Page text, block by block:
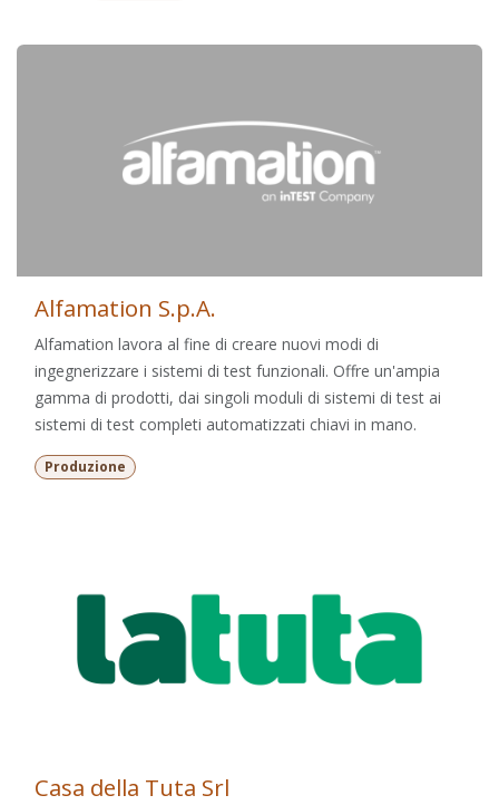
Alfamation S.p.A.
Alfamation lavora al fine di creare nuovi modi di
ingegnerizzare i sistemi di test funzionali. Offre un'ampia
gamma di prodotti, dai singoli moduli di sistemi di test ai
sistemi di test completi automatizzati chiavi in ​​mano.
Produzione
Casa della Tuta Srl